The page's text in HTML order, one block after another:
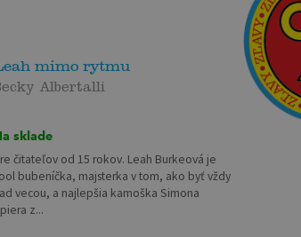
mimo rytmu
Albertalli
sklade
čitateľov od 15 rokov. Leah Burkeová je
bubeníčka, majsterka v tom, ako byť vždy
vecou, a najlepšia kamoška Simona
z...